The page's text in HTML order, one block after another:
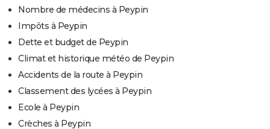
Nombre de médecins à Peypin
Impôts à Peypin
Dette et budget de Peypin
Climat et historique météo de Peypin
Accidents de la route à Peypin
Classement des lycées à Peypin
Ecole à Peypin
Crèches à Peypin